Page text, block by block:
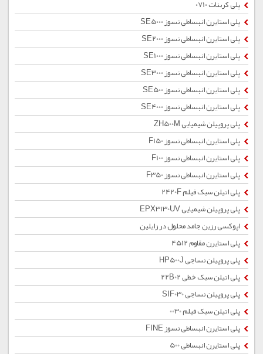
پلی کربنات 0710
پلی استایرن انبساطی نسوز SE5000
پلی استایرن انبساطی نسوز SE2000
پلی استایرن انبساطی نسوز SE1000
پلی استایرن انبساطی نسوز SE3000
پلی استایرن انبساطی نسوز SE500
پلی استایرن انبساطی نسوز SE4000
پلی پروپیلن شیمیایی ZH500M
پلی استایرن انبساطی نسوز F150
پلی استایرن انبساطی نسوز F100
پلی استایرن انبساطی نسوز F350
پلی اتیلن سبک فیلم 2420F
پلی پروپیلن شیمیایی EPX3130UV
اپوکسی رزین جامد محلول در زایلین
پلی استایرن مقاوم 4512
پلی پروپیلن نساجی HP500J
پلی اتیلن سبک خطی 22B02
پلی پروپیلن نساجی SIF030
پلی اتیلن سبک فیلم 0030
پلی استایرن انبساطی نسوز FINE
پلی استایرن انبساطی 500